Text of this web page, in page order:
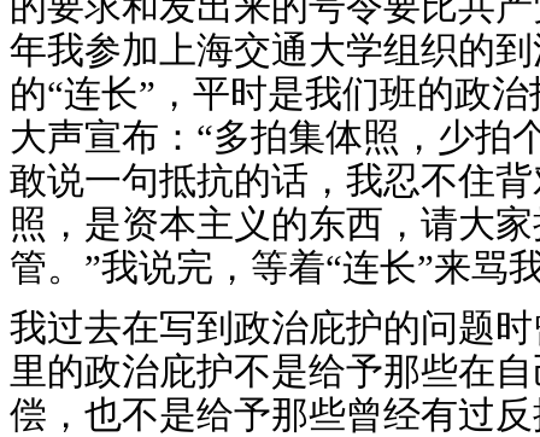
年我参加上海交通大学组织的
的“连长”，平时是我们班的政
大声宣布：“多拍集体照，少拍
敢说一句抵抗的话，我忍不住
照，是资本主义的东西，请大
管。”我说完，等着“连长”来骂
我过去在写到政治庇护的问题
里的政治庇护不是给予那些在
偿，也不是给予那些曾经有过